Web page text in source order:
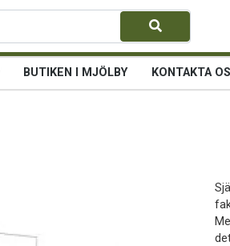
BUTIKEN I MJÖLBY KONTAKTA